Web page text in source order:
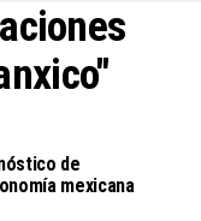
de
mexicana